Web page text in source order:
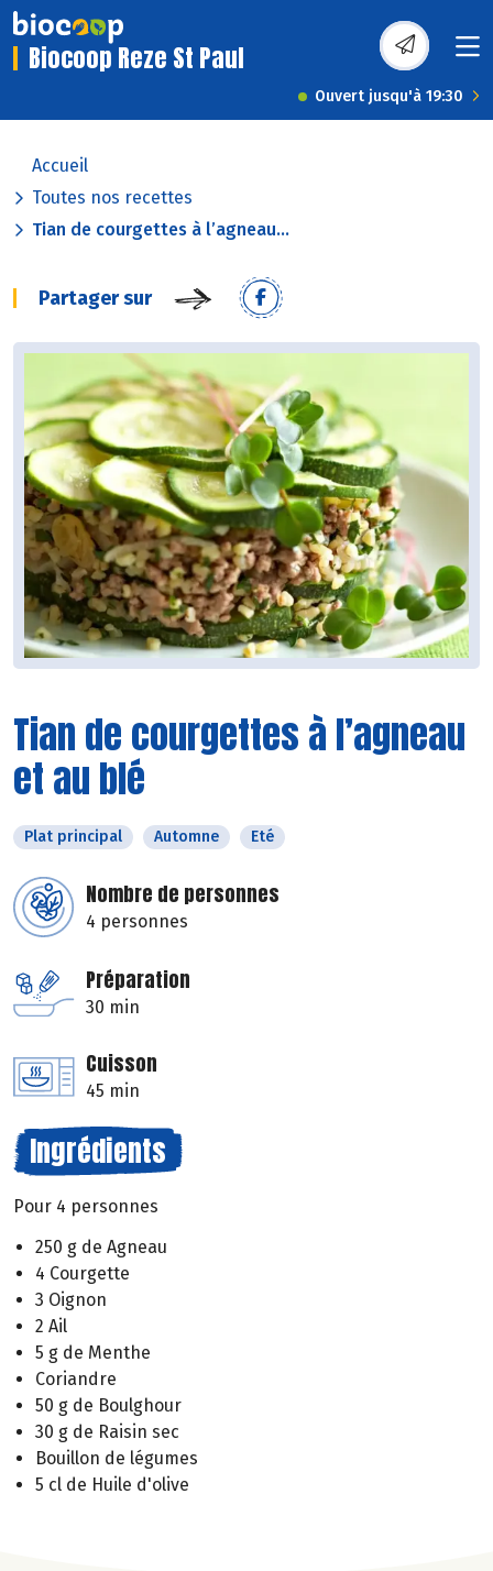
Biocoop Reze St Paul
Ouvert jusqu'à 19:30
Accueil
Toutes nos recettes
Tian de courgettes à l’agneau...
Partager sur
Tian de courgettes à l’agneau
et au blé
Plat principal Automne Eté
Nombre de personnes
4 personnes
Préparation
30 min
Cuisson
45 min
Ingrédients
Pour 4 personnes
250 g de Agneau
4 Courgette
3 Oignon
2 Ail
5 g de Menthe
Coriandre
50 g de Boulghour
30 g de Raisin sec
Bouillon de légumes
5 cl de Huile d'olive